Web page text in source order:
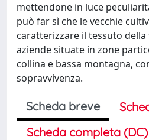
mettendone in luce
può far sì che le vecchie
caratterizzare il tessuto
aziende situate in zone
collina e bassa montagna,
sopravvivenza.
Scheda breve
Scheda completa (DC)